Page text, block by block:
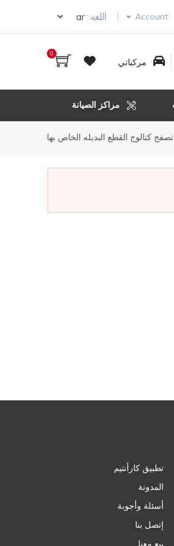
Account اللغه :
مركباتي
0
مراكز الصيانة
كتالوج القطع البديله الخاص بها
تطبيق كارأنتيم
المدونة
أسئلة وأجوبة
إتصل بنا
بيع معنا